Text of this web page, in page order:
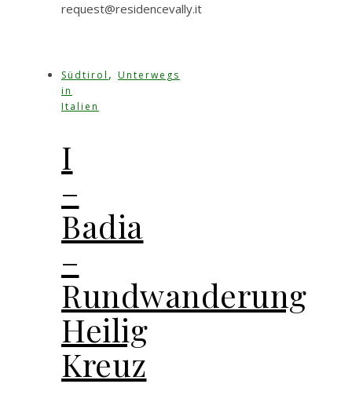
request@residencevally.it
Südtirol , Unterwegs
in
Italien
I
–
Badia
–
Rundwanderung
Heilig
Kreuz